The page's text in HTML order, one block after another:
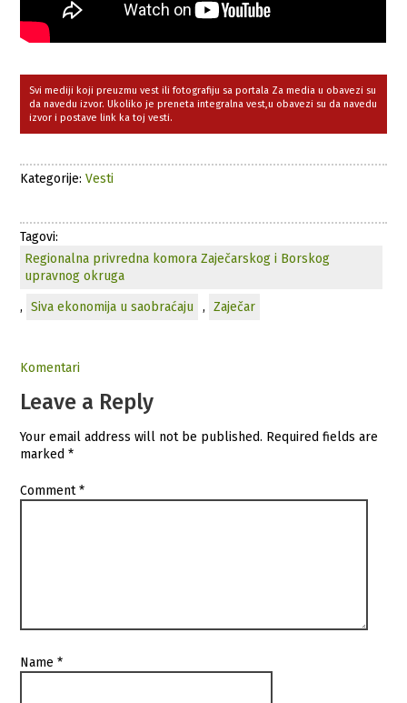
Svi mediji koji preuzmu vest ili fotografiju sa portala Za media u obavezi su
da navedu izvor. Ukoliko je preneta integralna vest,u obavezi su da navedu
izvor i postave link ka toj vesti.
Kategorije:Vesti
Tagovi:
Regionalna privredna komora Zaječarskog i Borskog
upravnog okruga
,
Siva ekonomija u saobraćaju , Zaječar
Komentari
Leave a Reply
Your email address will not be published. Required fields are
marked*
Comment*
Name*